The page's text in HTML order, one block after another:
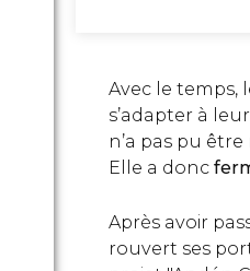
Avec le temps,
s’adapter à
n’a pas pu
Elle a donc
Après avoir
rouvert ses